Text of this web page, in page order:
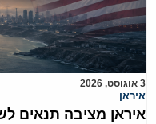
3 אוגוסט, 2026
איראן
איראן מציבה תנאים